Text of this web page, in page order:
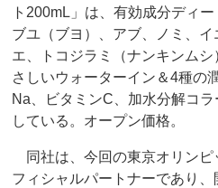
ト200mL」は、有効成分ディ
ブユ（ブヨ）、アブ、ノミ、
エ、トコジラミ（ナンキンム
さしいウォーターイン＆4種の
Na、ビタミンC、加水分解コ
している。オープン価格。
同社は、今回の東京オリンピ
フィシャルパートナーであり